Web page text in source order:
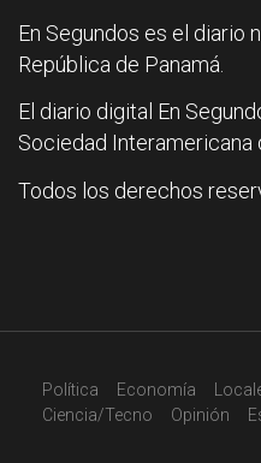
En Segundos es el diario
República de Panamá.
El diario digital En
Sociedad Interamericana
Todos los derechos
Política Economía
Ciencia/Tecno
Opinión